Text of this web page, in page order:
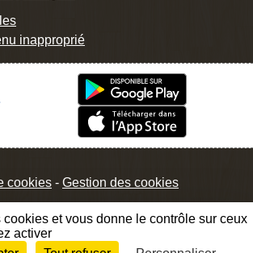
inapproprié
cookies Gestion des cookies
et vous donne le contrôle sur ceux
activer